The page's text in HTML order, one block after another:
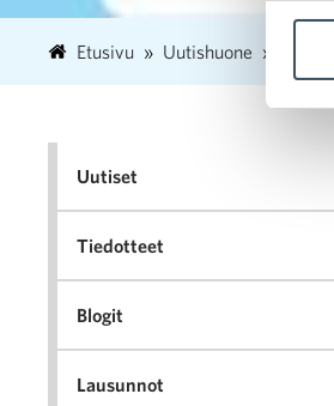
Etusivu Uutishuone
Uutiset
Tiedotteet
Blogit
Lausunnot